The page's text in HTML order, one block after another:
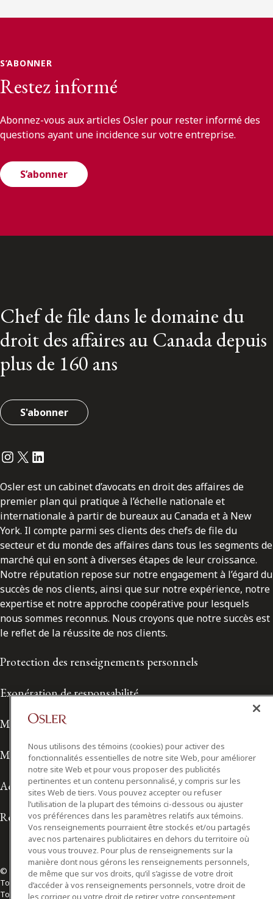
S’ABONNER
Restez informé
Abonnez-vous aux articles Osler pour rester informé des
questions ayant une incidence sur votre entreprise.
S’abonner
Chef de file dans le domaine du
droit des affaires au Canada depuis
plus de 160 ans
S'abonner
Instagram
Twitter
LinkedIn
Osler est un cabinet d’avocats en droit des affaires de
premier plan qui pratique à l’échelle nationale et
internationale à partir de bureaux au Canada et à New
York. Il compte parmi ses clients des chefs de file du
secteur et du monde des affaires dans tous les segments de
marché qui en sont à diverses étapes de leur croissance.
Notre réputation repose sur notre engagement à l’égard du
succès de nos clients, ainsi que sur notre expérience, notre
expertise et notre approche coopérative pour lesquels
nous sommes reconnus. Nous croyons que notre succès est
le reflet de la réussite de nos clients.
Protection des renseignements personnels
Exonération de responsabilité
Modalités de prestation de services
Modalités d'utilisation
Accessibilité
Relations avec les médias
© 2026 Osler, Hoskin & Harcourt S.E.N.C.R.L./s.r.l.
Tous droits réservés
Toronto | Montréal | Calgary | Vancouver | Ottawa | New York
Nous utilisons des témoins (cookies) pour activer des
fonctionnalités essentielles de notre site Web, pour améliorer
notre site Web et pour vous proposer des publicités
pertinentes et un contenu personnalisé, y compris sur les
sites Web de tiers. Vous pouvez accepter ou refuser
l’utilisation de la plupart des témoins ci-dessous ou ajuster
vos préférences dans les paramètres relatifs aux témoins.
Vos renseignements pourraient être stockés et/ou partagés
avec nos partenaires publicitaires en dehors du territoire où
vous vous trouvez. Pour plus de renseignements sur la
manière dont nous gérons les renseignements personnels,
de même que sur vos droits, qu’il s’agisse de votre droit
d’accéder à vos renseignements personnels, votre droit de
les corriger ou votre droit de retirer votre consentement,